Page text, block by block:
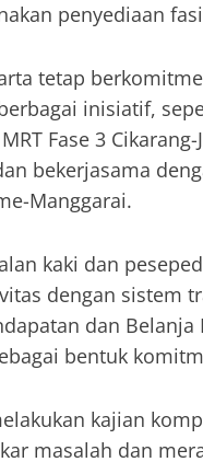
penyediaan
tetap
inisiatif,
Fase 3
bekerjasama
Manggarai.
kaki dan
dengan sistem
dan
bentuk
kajian
masalah dan